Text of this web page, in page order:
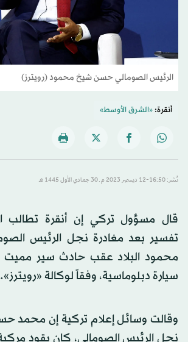
الرئيس الصومالي حسن شيخ محمود (رويترز)
أنقرة:«الشرق الأوسط»
نُشر: 16:50-12 ديسمبر 2023 م ـ 30 جمادي الأول 1445 هـ
قال مسؤول تركي إن أنقرة تطالب
تفسير بعد مغادرة نجل الرئيس
محمود البلاد عقب حادث سير
سيارة دبلوماسية، وفقاً لوكالة «رويترز».
وقالت وسائل إعلام تركية إن محمد
نجل الرئيس الصومالي، كان يقود